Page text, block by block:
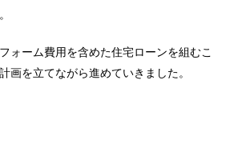
ォーム費用を含めた住宅ローンを組むこ
画を立てながら進めていきました。